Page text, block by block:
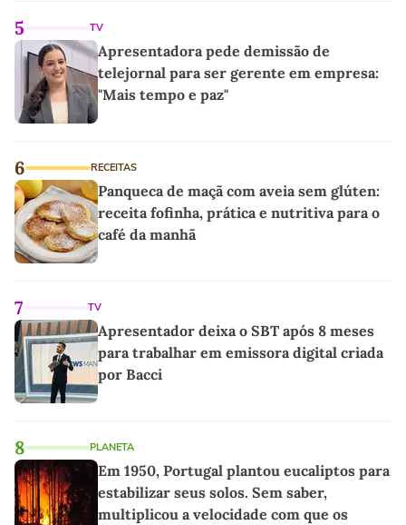
5 TV
Apresentadora pede demissão de
telejornal para ser gerente em empresa:
"Mais tempo e paz"
6 RECEITAS
Panqueca de maçã com aveia sem glúten:
receita fofinha, prática e nutritiva para o
café da manhã
7 TV
Apresentador deixa o SBT após 8 meses
para trabalhar em emissora digital criada
por Bacci
8 PLANETA
Em 1950, Portugal plantou eucaliptos para
estabilizar seus solos. Sem saber,
multiplicou a velocidade com que os